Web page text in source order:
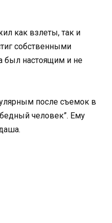
как взлеты, так и
собственными
был настоящим и не
после съемок в
человек”. Ему